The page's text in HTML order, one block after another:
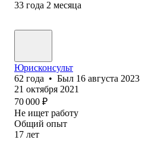
33 года 2 месяца
Юрисконсульт
62 года • Был 16 августа 2023
21 октября 2021
70 000 ₽
Не ищет работу
Общий опыт
17 лет